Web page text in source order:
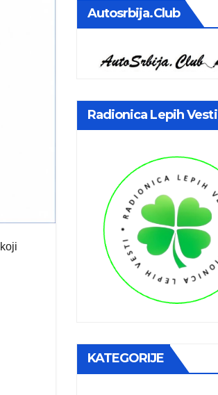
Autosrbija.club
Radionica Lepih Vesti
KATEGORIJE